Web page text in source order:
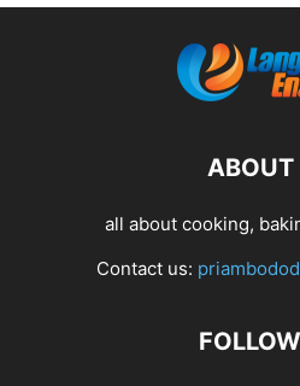
ABOUT
all about cooking,
Contact us: